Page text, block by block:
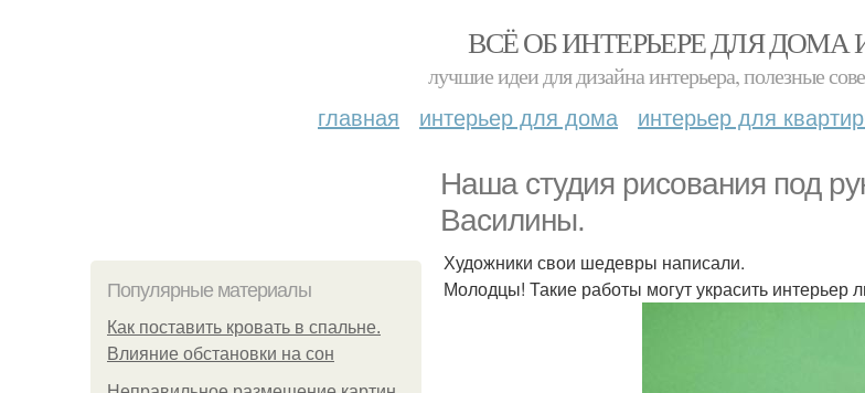
ВСЁ ОБ ИНТЕРЬЕРЕ ДЛЯ ДОМА
лучшие идеи для дизайна интерьера, полезные
главная интерьер для дома интерьер для
Наша студия рисования под
Василины.
Популярные материалы
Как поставить кровать в спальне.
Влияние обстановки на сон
Художники свои шедевры написали.
Молодцы! Такие работы могут украсить интерьер